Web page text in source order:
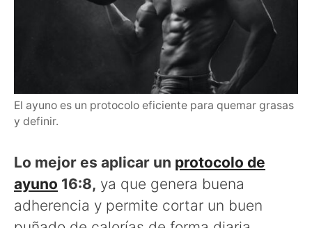
El ayuno es un protocolo eficiente para quemar grasas
y definir.
Lo mejor es aplicar un protocolo de
ayuno 16:8, ya que genera buena
adherencia y permite cortar un buen